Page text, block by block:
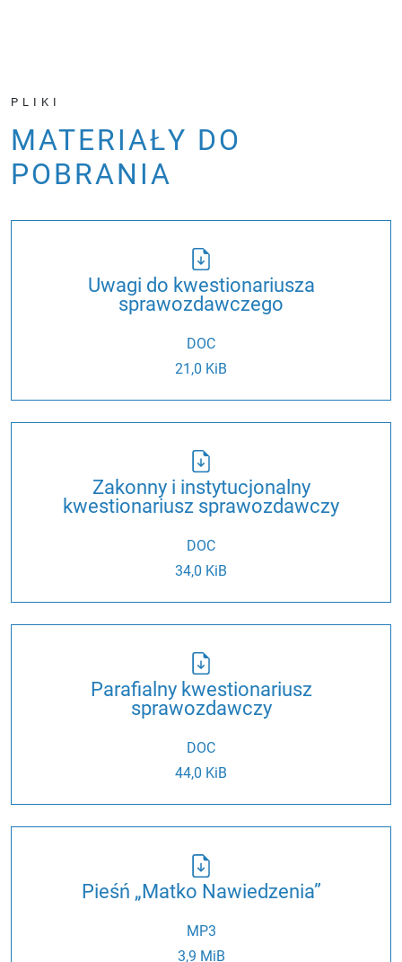
PLIKI
MATERIAŁY DO
POBRANIA
Uwagi do kwestionariusza
sprawozdawczego
DOC
21,0 KiB
Zakonny i instytucjonalny
kwestionariusz sprawozdawczy
DOC
34,0 KiB
Parafialny kwestionariusz
sprawozdawczy
DOC
44,0 KiB
Pieśń „Matko Nawiedzenia”
MP3
3,9 MiB